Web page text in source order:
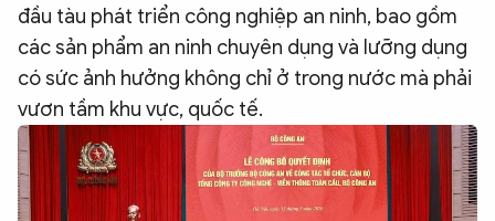
đầu tàu phát triển công nghiệp an ninh, bao gồm
các sản phẩm an ninh chuyên dụng và lưỡng dụng
có sức ảnh hưởng không chỉ ở trong nước mà phải
vươn tầm khu vực, quốc tế.